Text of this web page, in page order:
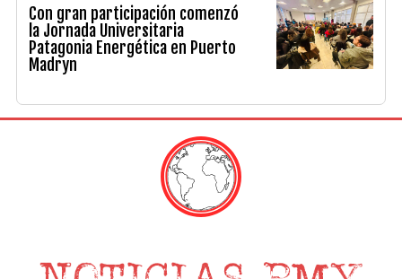
Con gran participación comenzó
la Jornada Universitaria
Patagonia Energética en Puerto
Madryn